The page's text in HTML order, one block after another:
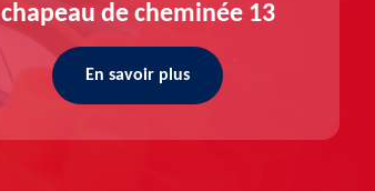
chapeau de cheminée 13
En savoir plus